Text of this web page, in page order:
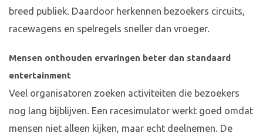
breed publiek. Daardoor herkennen bezoekers circuits,
racewagens en spelregels sneller dan vroeger.
Mensen onthouden ervaringen beter dan standaard
entertainment
Veel organisatoren zoeken activiteiten die bezoekers
nog lang bijblijven. Een racesimulator werkt goed omdat
mensen niet alleen kijken, maar echt deelnemen. De